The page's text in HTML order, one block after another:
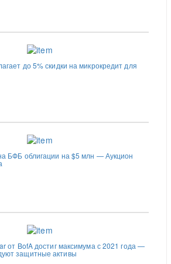
до 5% скидки на микрокредит для
БФБ облигации на $5 млн — Аукцион
от BofA достиг максимума с 2021 года —
защитные активы